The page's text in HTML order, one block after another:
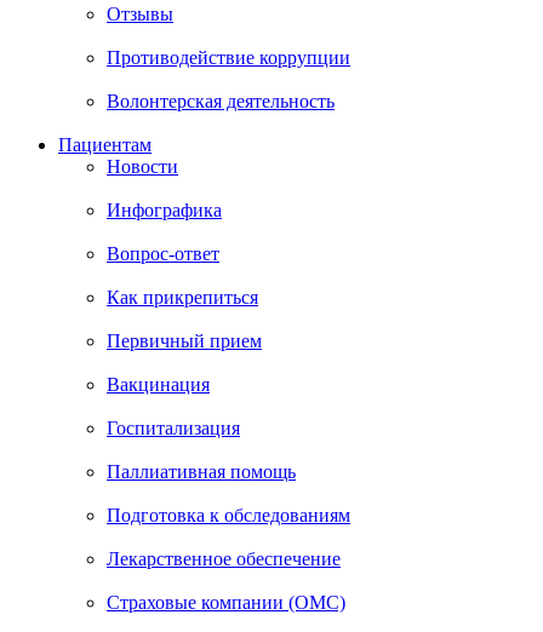
Отзывы
Противодействие коррупции
Волонтерская деятельность
Пациентам
Новости
Инфографика
Вопрос-ответ
Как прикрепиться
Первичный прием
Вакцинация
Госпитализация
Паллиативная помощь
Подготовка к обследованиям
Лекарственное обеспечение
Страховые компании (ОМС)